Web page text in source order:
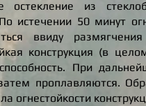
остекление из
истечении 50 минут
ввиду
конструкция (в
При
проплавляются.
огнестойкости